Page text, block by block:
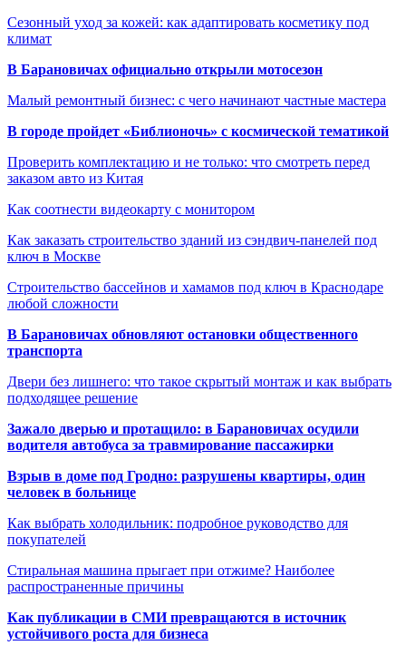
Сезонный уход за кожей: как адаптировать косметику под
климат
В Барановичах официально открыли мотосезон
Малый ремонтный бизнес: с чего начинают частные мастера
В городе пройдет «Библионочь» с космической тематикой
Проверить комплектацию и не только: что смотреть перед
заказом авто из Китая
Как соотнести видеокарту с монитором
Как заказать строительство зданий из сэндвич-панелей под
ключ в Москве
Строительство бассейнов и хамамов под ключ в Краснодаре
любой сложности
В Барановичах обновляют остановки общественного
транспорта
Двери без лишнего: что такое скрытый монтаж и как выбрать
подходящее решение
Зажало дверью и протащило: в Барановичах осудили
водителя автобуса за травмирование пассажирки
Взрыв в доме под Гродно: разрушены квартиры, один
человек в больнице
Как выбрать холодильник: подробное руководство для
покупателей
Стиральная машина прыгает при отжиме? Наиболее
распространенные причины
Как публикации в СМИ превращаются в источник
устойчивого роста для бизнеса